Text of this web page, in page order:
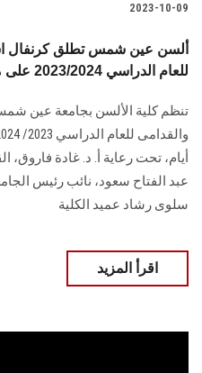
2023-10-09
ألسن عين شمس تطلق كرنفال
للعام الدراسي 2023/2024 على مدار أربعة
تنظم كلية الألسن بجامعة عين
أيام، تحت رعاية أ. د. غادة فاروق،
عبد الفتاح سعود، نائب رئيس
سلوى رشاد عميد الكلية
اقرأ المزيد